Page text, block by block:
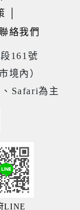
絡我們
161號
境內）
Safari為主
LINE